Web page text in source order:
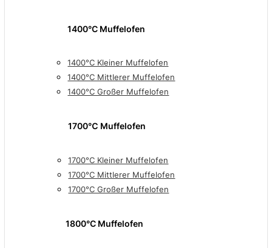
1400°C Muffelofen
1400°C Kleiner Muffelofen
1400°C Mittlerer Muffelofen
1400°C Großer Muffelofen
1700℃ Muffelofen
1700°C Kleiner Muffelofen
1700°C Mittlerer Muffelofen
1700°C Großer Muffelofen
1800°C Muffelofen